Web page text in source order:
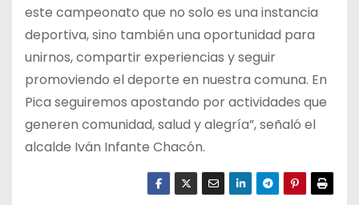
este campeonato que no solo es una instancia
deportiva, sino también una oportunidad para
unirnos, compartir experiencias y seguir
promoviendo el deporte en nuestra comuna. En
Pica seguiremos apostando por actividades que
generen comunidad, salud y alegría”, señaló el
alcalde Iván Infante Chacón.